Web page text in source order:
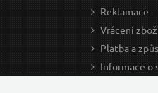
Reklamace
Vrácení
Platba a
Informace o